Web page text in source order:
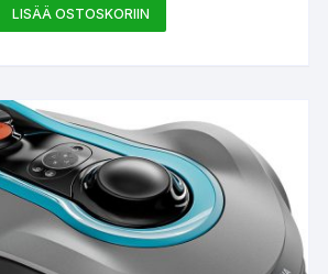
LISÄÄ OSTOSKORIIN